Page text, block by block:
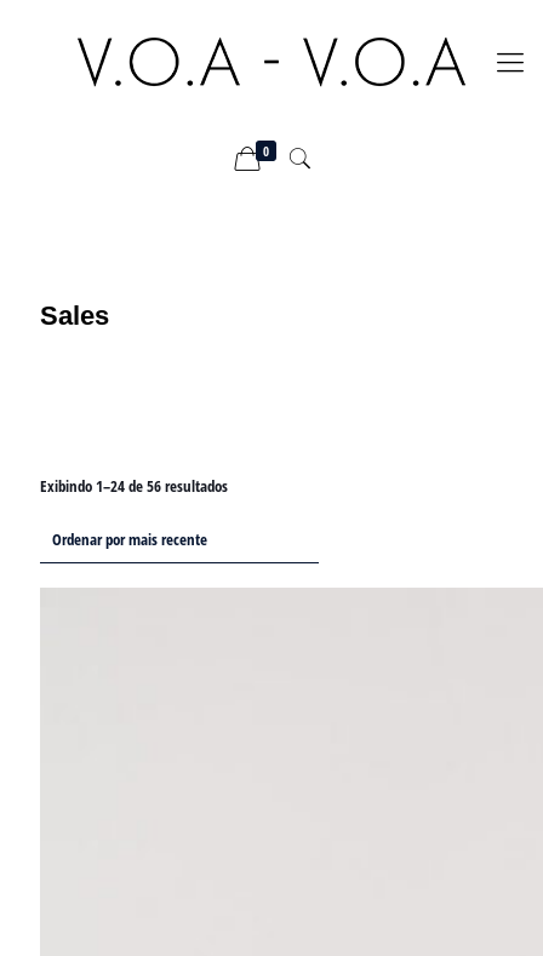
0
Sales
Exibindo 1–24 de 56 resultados